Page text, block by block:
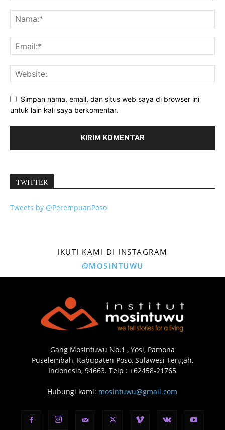
Simpan nama, email, dan situs web saya di browser ini
untuk lain kali saya berkomentar.
TWITTER
Tweets by @PerempuanPoso
IKUTI KAMI DI INSTAGRAM
@MOSINTUWU
Gang Mosintuwu No.1 , Yosi, Pamona
Puselembah, Kabupaten Poso, Sulawesi Tengah,
Indonesia, 94663. Telp : +62458-21765
Hubungi kami: mosintuwu@gmail.com